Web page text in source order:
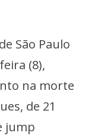
São Paulo
(8),
na morte
de 21
jump